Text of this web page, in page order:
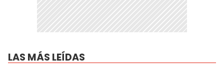
LAS MÁS LEÍDAS